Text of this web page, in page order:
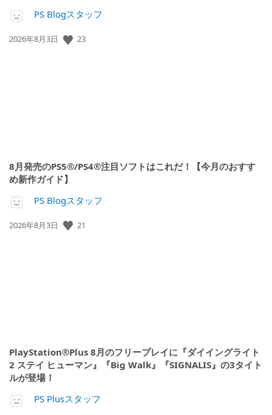
PS Blogスタッフ
公
2026年8月3日 23
8月発売のPS5®/PS4®注目ソフトはこれだ！【今月のおすす
め新作ガイド】
PS Blogスタッフ
公
2026年8月3日 21
PlayStation®Plus 8月のフリープレイに『ダイイングライト
2 ステイ ヒューマン』『Big Walk』『SIGNALIS』の3タイト
ルが登場！
PS Plusスタッフ